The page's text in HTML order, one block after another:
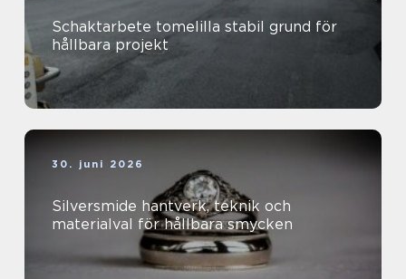
Schaktarbete tomelilla stabil grund för
hållbara projekt
30. juni 2026
Silversmide hantverk, teknik och
materialval för hållbara smycken